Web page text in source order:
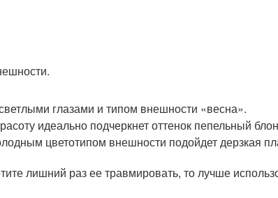
глазами и типом внешности «весна».
идеально подчеркнет оттенок пепельный
цветотипом внешности подойдет дерзкая
лишний раз ее травмировать, то лучше